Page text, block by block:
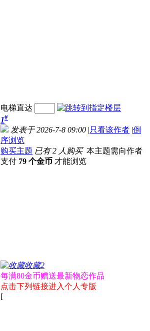
电梯直达
1#
发表于 2026-7-8 09:00 |只看该作者 |倒
序浏览
购买主题 已有 2 人购买 本主题需向作者
支付 79 个金币 才能浏览
收藏2
每满80金币赠送最新物恋作品
点击下列链接进入个人专版
[